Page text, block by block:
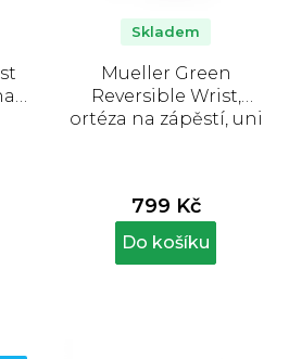
Mueller Green
Reversible Wrist,
ortéza na zápěstí, uni
Skladem
799 Kč
Do košíku